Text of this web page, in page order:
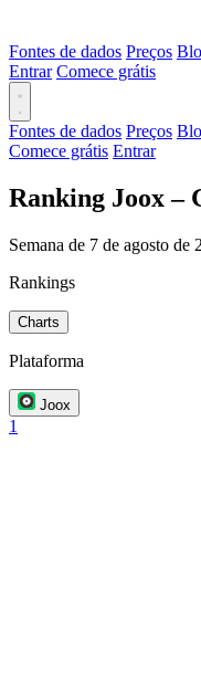
Fontes de dados Preços
Entrar Comece grátis
Fontes de dados Preços
Comece grátis Entrar
Ranking Joox –
Semana de 7 de agosto de
Rankings
Charts
Plataforma
Joox
1